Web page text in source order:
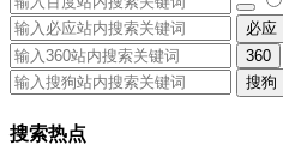
必应
360
搜狗
搜索热点